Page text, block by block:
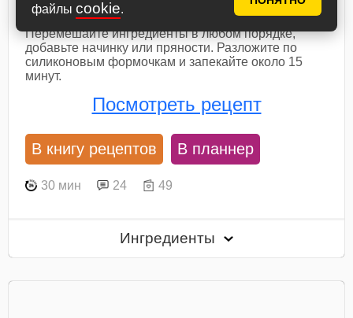
файлы cookie.
духовке
Перемешайте ингредиенты в любом порядке,
добавьте начинку или пряности. Разложите по
силиконовым формочкам и запекайте около 15
минут.
Посмотреть рецепт
В книгу рецептов В планнер
30 мин 24 49
Ингредиенты